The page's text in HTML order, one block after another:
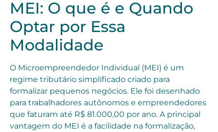
MEI: O que é e Quando
Optar por Essa
Modalidade
O Microempreendedor Individual (MEI) é um
regime tributário simplificado criado para
formalizar pequenos negócios. Ele foi desenhado
para trabalhadores autônomos e empreendedores
que faturam até R$ 81.000,00 por ano. A principal
vantagem do MEI é a facilidade na formalização,